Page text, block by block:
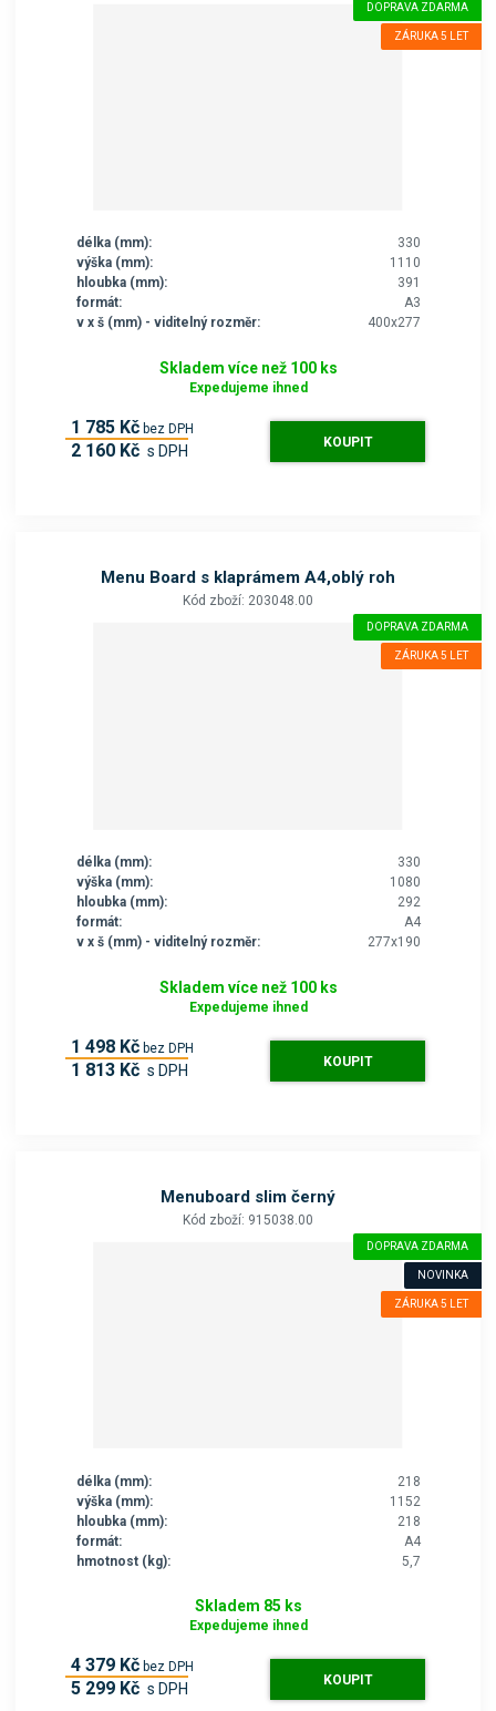
DOPRAVA ZDARMA
ZÁRUKA 5 LET
délka (mm):
330
výška (mm):
1110
hloubka (mm):
391
formát:
A3
v x š (mm) - viditelný rozměr:
400x277
Skladem více než 100 ks
Expedujeme ihned
1 785 Kč bez DPH
2 160 Kč s DPH KOUPIT
Menu Board s klaprámem A4,oblý roh
Kód zboží: 203048.00
DOPRAVA ZDARMA
ZÁRUKA 5 LET
délka (mm):
330
výška (mm):
1080
hloubka (mm):
292
formát:
A4
v x š (mm) - viditelný rozměr:
277x190
Skladem více než 100 ks
Expedujeme ihned
1 498 Kč bez DPH
1 813 Kč s DPH KOUPIT
Menuboard slim černý
Kód zboží: 915038.00
DOPRAVA ZDARMA
NOVINKA
ZÁRUKA 5 LET
délka (mm):
218
výška (mm):
1152
hloubka (mm):
218
formát:
A4
hmotnost (kg):
5,7
Skladem 85 ks
Expedujeme ihned
4 379 Kč bez DPH
5 299 Kč s DPH KOUPIT